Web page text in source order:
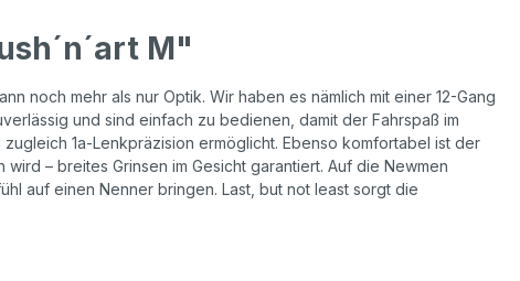
M"
noch mehr als nur Optik. Wir haben es nämlich mit einer 12-Gang
und sind einfach zu bedienen, damit der Fahrspaß im
1a-Lenkpräzision ermöglicht. Ebenso komfortabel ist der
– breites Grinsen im Gesicht garantiert. Auf die Newmen
auf einen Nenner bringen. Last, but not least sorgt die